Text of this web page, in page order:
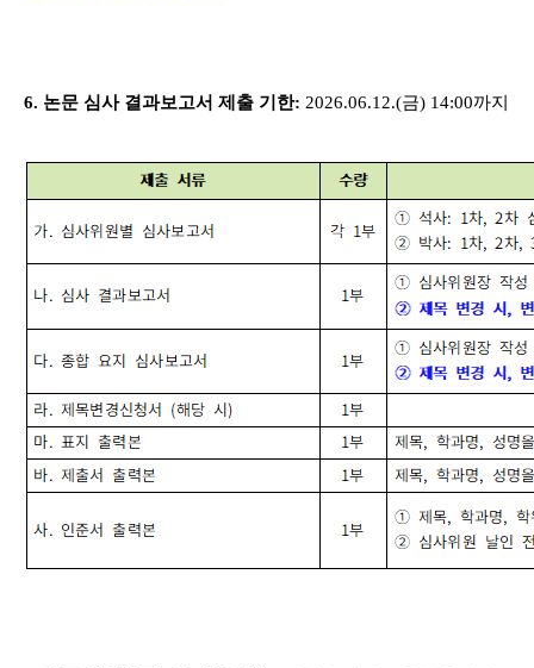
6. 논문 심사 결과보고서 제출 기한: 2026.06.12.(금) 14:00까지